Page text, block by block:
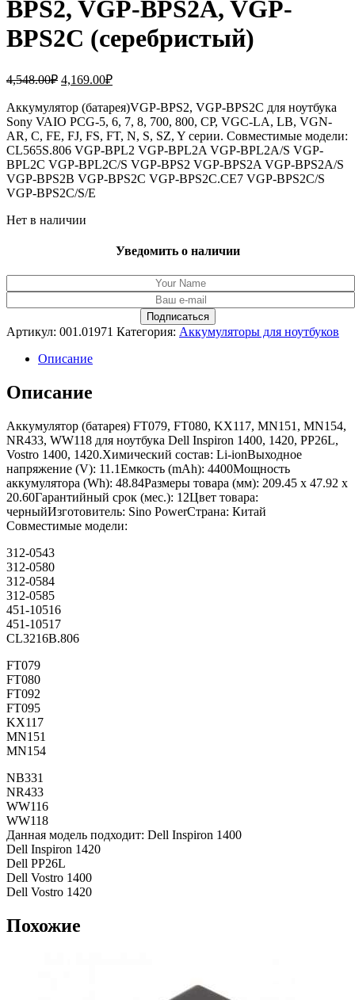
BPS2, VGP-BPS2A, VGP-
BPS2C (серебристый)
4,548.00₽ Первоначальная
составляла
4,548.00₽.
4,169.00₽Текущая
4,169.00₽.
Аккумулятор (батарея)VGP-BPS2, VGP-BPS2C для ноутбука
Sony VAIO PCG-5, 6, 7, 8, 700, 800, CP, VGC-LA, LB, VGN-
AR, C, FE, FJ, FS, FT, N, S, SZ, Y серии. Совместимые модели:
CL565S.806 VGP-BPL2 VGP-BPL2A VGP-BPL2A/S VGP-
BPL2C VGP-BPL2C/S VGP-BPS2 VGP-BPS2A VGP-BPS2A/S
VGP-BPS2B VGP-BPS2C VGP-BPS2C.CE7 VGP-BPS2C/S
VGP-BPS2C/S/E
Нет в наличии
Уведомить о наличии
Артикул: 001.01971 Категория: Аккумуляторы для ноутбуков
Описание
Описание
Аккумулятор (батарея) FT079, FT080, KX117, MN151, MN154,
NR433, WW118 для ноутбука Dell Inspiron 1400, 1420, PP26L,
Vostro 1400, 1420.Химический состав: Li-ionВыходное
напряжение (V): 11.1Емкость (mAh): 4400Мощность
аккумулятора (Wh): 48.84Размеры товара (мм): 209.45 x 47.92 x
20.60Гарантийный срок (мес.): 12Цвет товара:
черныйИзготовитель: Sino PowerСтрана: Китай
Совместимые модели:
312-0543
312-0580
312-0584
312-0585
451-10516
451-10517
CL3216B.806
FT079
FT080
FT092
FT095
KX117
MN151
MN154
NB331
NR433
WW116
WW118
Данная модель подходит: Dell Inspiron 1400
Dell Inspiron 1420
Dell PP26L
Dell Vostro 1400
Dell Vostro 1420
Похожие